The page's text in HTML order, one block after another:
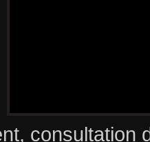
consultation